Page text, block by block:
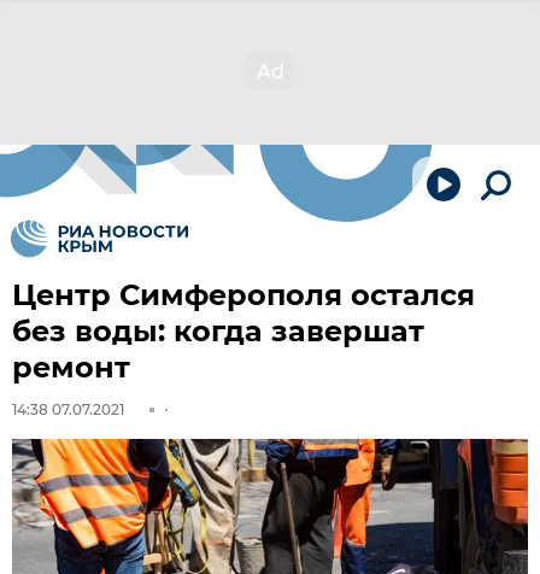
Центр Симферополя остался
без воды: когда завершат
ремонт
14:38 07.07.2021